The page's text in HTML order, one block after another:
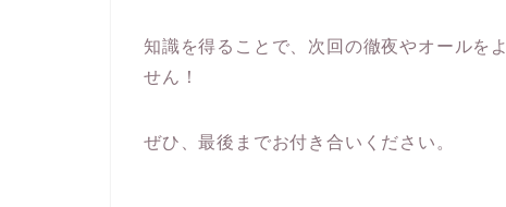
知識を得ることで、次回の徹夜やオールを
せん！
ぜひ、最後までお付き合いください。